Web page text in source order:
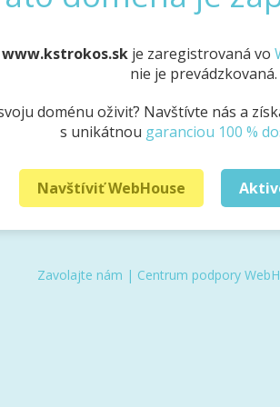
www.kstrokos.sk je zaregistrovaná vo
nie je prevádzkovaná.
doménu oživiť? Navštívte nás a
s unikátnou garanciou 100 %
Navštíviť WebHouse
Zavolajte nám | Centrum podpory